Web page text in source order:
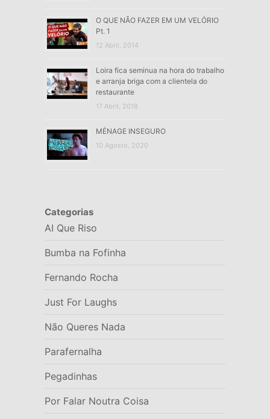
O QUE NÃO FAZER EM UM VELÓRIO
Pt. 1
12 Abril, 2014
Loira fica seminua na hora do trabalho
e arranja briga com a clientela do
restaurante
17 Abril, 2018
MÉNAGE INSEGURO
10 Agosto, 2020
Categorias
AI Que Riso
Bumba na Fofinha
Fernando Rocha
Just For Laughs
Não Queres Nada
Parafernalha
Pegadinhas
Por Falar Noutra Coisa